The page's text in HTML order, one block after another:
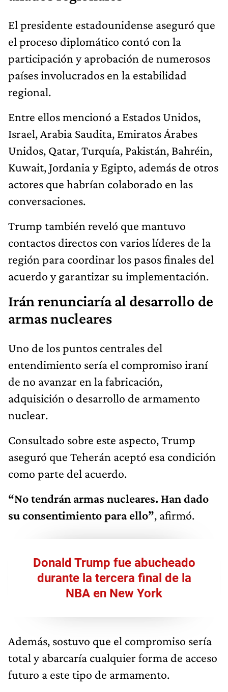
El presidente estadounidense aseguró que
el proceso diplomático contó con la
participación y aprobación de numerosos
países involucrados en la estabilidad
regional.
Entre ellos mencionó a Estados Unidos,
Israel, Arabia Saudita, Emiratos Árabes
Unidos, Qatar, Turquía, Pakistán, Bahréin,
Kuwait, Jordania y Egipto, además de otros
actores que habrían colaborado en las
conversaciones.
Trump también reveló que mantuvo
contactos directos con varios líderes de la
región para coordinar los pasos finales del
acuerdo y garantizar su implementación.
Irán renunciaría al desarrollo de
armas nucleares
Uno de los puntos centrales del
entendimiento sería el compromiso iraní
de no avanzar en la fabricación,
adquisición o desarrollo de armamento
nuclear.
Consultado sobre este aspecto, Trump
aseguró que Teherán aceptó esa condición
como parte del acuerdo.
“No tendrán armas nucleares. Han dado
su consentimiento para ello”, afirmó.
Donald Trump fue abucheado
durante la tercera final de la
NBA en New York
Además, sostuvo que el compromiso sería
total y abarcaría cualquier forma de acceso
futuro a este tipo de armamento.